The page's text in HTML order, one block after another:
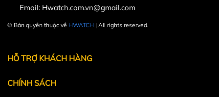
Một trong những bộ máy tốt nhất trong phân khúc.
Email: Hwatch.com.vn@gmail.com
© Bản quyền thuộc về HWATCH | All rights reserved.
HỖ TRỢ KHÁCH HÀNG
CHÍNH SÁCH